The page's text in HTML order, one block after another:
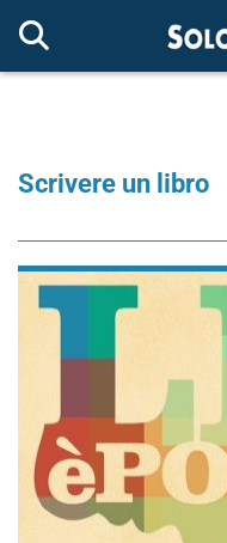
Scrivere un libro